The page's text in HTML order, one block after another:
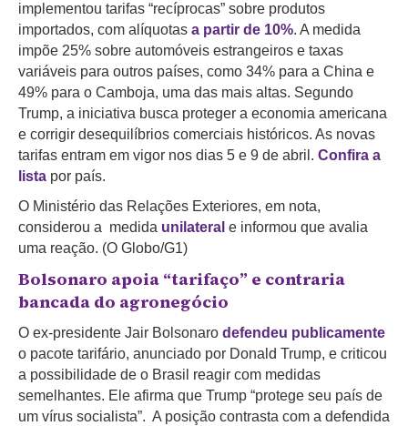
implementou tarifas “recíprocas” sobre produtos
importados, com alíquotas a partir de 10%. A medida
impõe 25% sobre automóveis estrangeiros e taxas
variáveis para outros países, como 34% para a China e
49% para o Camboja, uma das mais altas. Segundo
Trump, a iniciativa busca proteger a economia americana
e corrigir desequilíbrios comerciais históricos. As novas
tarifas entram em vigor nos dias 5 e 9 de abril. Confira a
lista por país.
O Ministério das Relações Exteriores, em nota,
considerou a medida unilateral e informou que avalia
uma reação. (O Globo/G1)
Bolsonaro apoia “tarifaço” e contraria
bancada do agronegócio
O ex-presidente Jair Bolsonaro defendeu publicamente
o pacote tarifário, anunciado por Donald Trump, e criticou
a possibilidade de o Brasil reagir com medidas
semelhantes. Ele afirma que Trump “protege seu país de
um vírus socialista”. A posição contrasta com a defendida